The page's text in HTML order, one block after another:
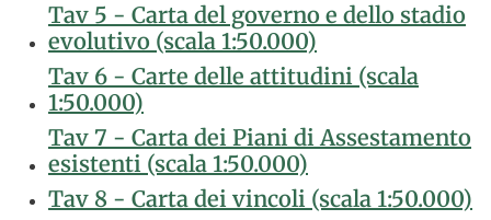
Tav 5 - Carta del governo e dello stadio
evolutivo (scala 1:50.000)
Tav 6 - Carte delle attitudini (scala
1:50.000)
Tav 7 - Carta dei Piani di Assestamento
esistenti (scala 1:50.000)
Tav 8 - Carta dei vincoli (scala 1:50.000)